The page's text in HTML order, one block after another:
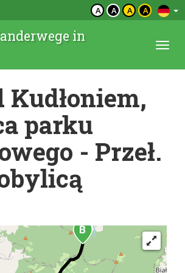
A A A A
in
Kudłoniem,
parku
- Przeł.